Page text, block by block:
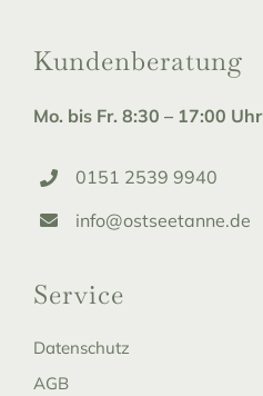
Kundenberatung
Mo. bis Fr. 8:30 – 17:00 Uhr
0151 2539 9940
info@ostseetanne.de
Service
Datenschutz
AGB